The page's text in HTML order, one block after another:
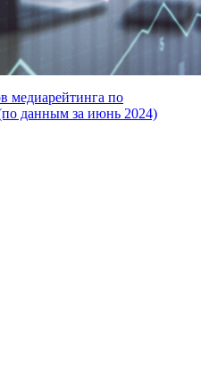
медиарейтинга по
данным за июнь 2024)